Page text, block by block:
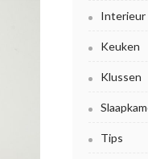
Interieur
Keuken
Klussen
Tips